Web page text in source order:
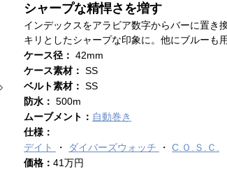
シャープな精悍さを増す
インデックスをアラビア数字からバーに置き
キリとしたシャープな印象に。他にブルーも用
ケース径： 42mm
ケース素材： SS
ベルト素材： SS
防水： 500m
ムーブメント： 自動巻き
仕様：
デイト
ダイバーズウォッチ
C.Ｏ.Ｓ.Ｃ.
価格： 41万円